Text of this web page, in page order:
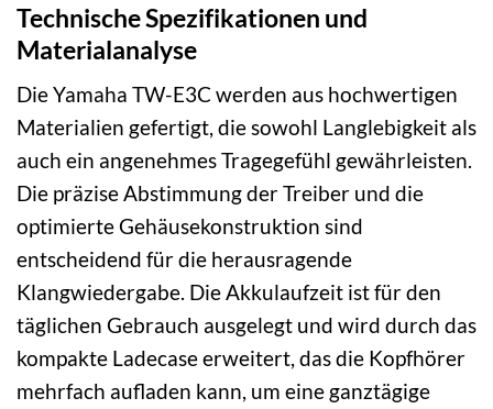
Technische Spezifikationen und
Materialanalyse
Die Yamaha TW-E3C werden aus hochwertigen
Materialien gefertigt, die sowohl Langlebigkeit als
auch ein angenehmes Tragegefühl gewährleisten.
Die präzise Abstimmung der Treiber und die
optimierte Gehäusekonstruktion sind
entscheidend für die herausragende
Klangwiedergabe. Die Akkulaufzeit ist für den
täglichen Gebrauch ausgelegt und wird durch das
kompakte Ladecase erweitert, das die Kopfhörer
mehrfach aufladen kann, um eine ganztägige